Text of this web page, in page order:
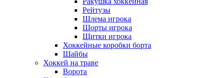
Рейтузы
Шлема игрока
Шорты игрока
Щитки игрока
Хоккейные коробки борта
Шайбы
Хоккей на траве
Ворота